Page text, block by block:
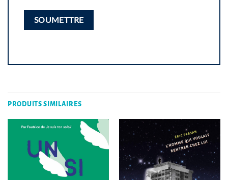
PRODUITS SIMILAIRES